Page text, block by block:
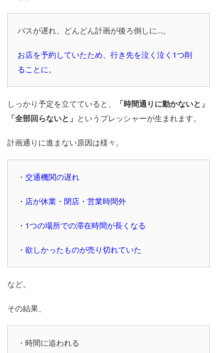
バスが遅れ、どんどん計画が後ろ倒しに...。
お店を予約していたため、行き先を泣く泣く1つ削
ることに。
しっかり予定を立てていると、
「時間通りに動かないと」
「全部回らないと」 というプレッシャーが生まれます。
計画通りに進まない原因は様々。
・交通機関の遅れ
・店が休業・閉店・営業時間外
・1つの場所での滞在時間が長くなる
・欲しかったものが売り切れていた
など。
その結果、
・時間に追われる